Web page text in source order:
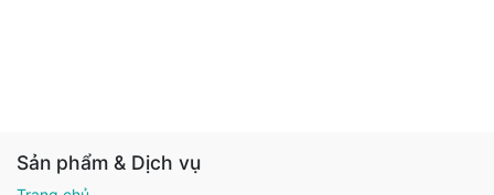
Sản phẩm & Dịch vụ